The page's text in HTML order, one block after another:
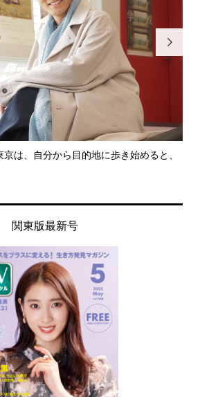
京は、自分から目的地に歩き始めると、

関東版最新号